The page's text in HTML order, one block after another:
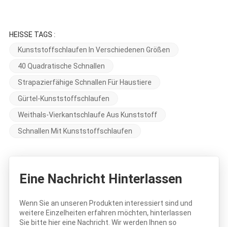
HEISSE TAGS :
Kunststoffschlaufen In Verschiedenen Größen
40 Quadratische Schnallen
Strapazierfähige Schnallen Für Haustiere
Gürtel-Kunststoffschlaufen
Weithals-Vierkantschlaufe Aus Kunststoff
Schnallen Mit Kunststoffschlaufen
Eine Nachricht Hinterlassen
Wenn Sie an unseren Produkten interessiert sind und
weitere Einzelheiten erfahren möchten, hinterlassen
Sie bitte hier eine Nachricht. Wir werden Ihnen so